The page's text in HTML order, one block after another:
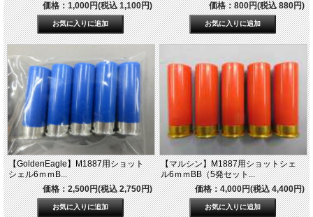
価格：1,000円(税込 1,100円)
価格：800円(税込 880円)
【GoldenEagle】M1887用ショット
シェル6ｍｍB...
価格：2,500円(税込 2,750円)
【マルシン】M1887用ショットシェ
ル6ｍｍBB（5発セット...
価格：4,000円(税込 4,400円)